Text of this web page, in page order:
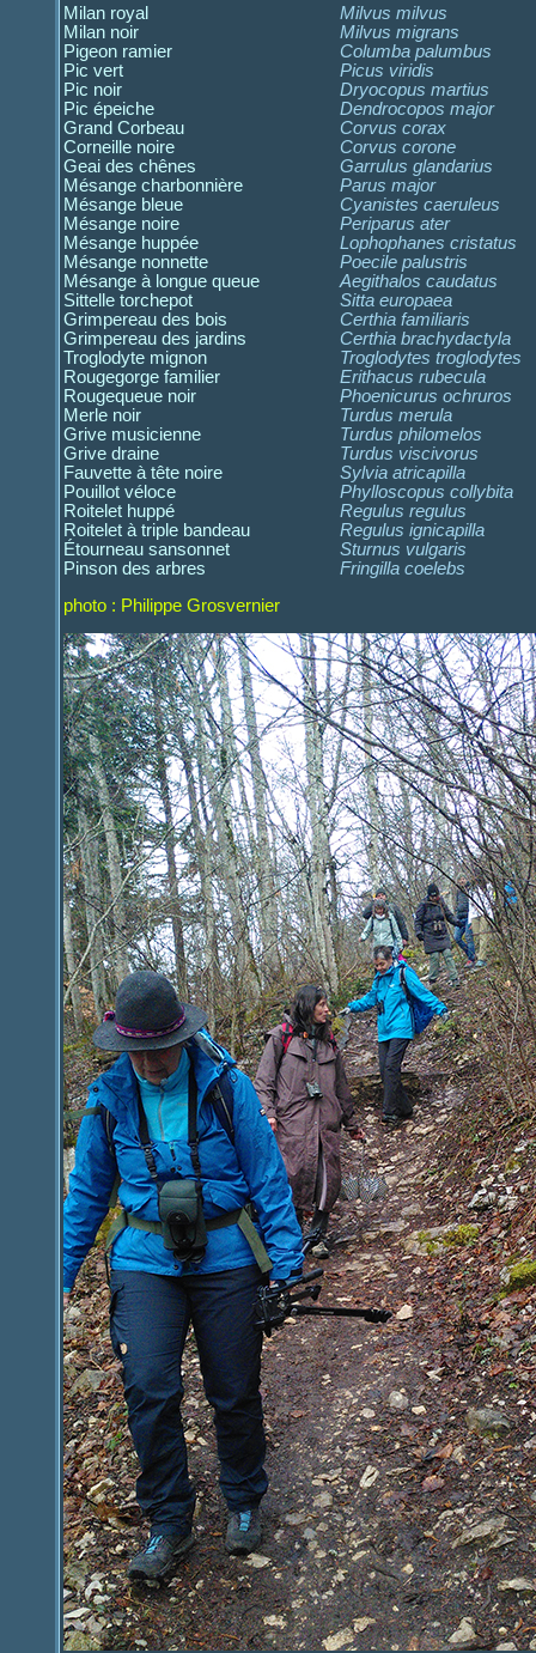
Milan royal
Milvus milvus
Milan noir
Milvus migrans
Pigeon ramier
Columba palumbus
Pic vert
Picus viridis
Pic noir
Dryocopus martius
Pic épeiche
Dendrocopos major
Grand Corbeau
Corvus corax
Corneille noire
Corvus corone
Geai des chênes
Garrulus glandarius
Mésange charbonnière
Parus major
Mésange bleue
Cyanistes caeruleus
Mésange noire
Periparus ater
Mésange huppée
Lophophanes cristatus
Mésange nonnette
Poecile palustris
Mésange à longue queue
Aegithalos caudatus
Sittelle torchepot
Sitta europaea
Grimpereau des bois
Certhia familiaris
Grimpereau des jardins
Certhia brachydactyla
Troglodyte mignon
Troglodytes troglodytes
Rougegorge familier
Erithacus rubecula
Rougequeue noir
Phoenicurus ochruros
Merle noir
Turdus merula
Grive musicienne
Turdus philomelos
Grive draine
Turdus viscivorus
Fauvette à tête noire
Sylvia atricapilla
Pouillot véloce
Phylloscopus collybita
Roitelet huppé
Regulus regulus
Roitelet à triple bandeau
Regulus ignicapilla
Étourneau sansonnet
Sturnus vulgaris
Pinson des arbres
Fringilla coelebs
photo : Philippe Grosvernier